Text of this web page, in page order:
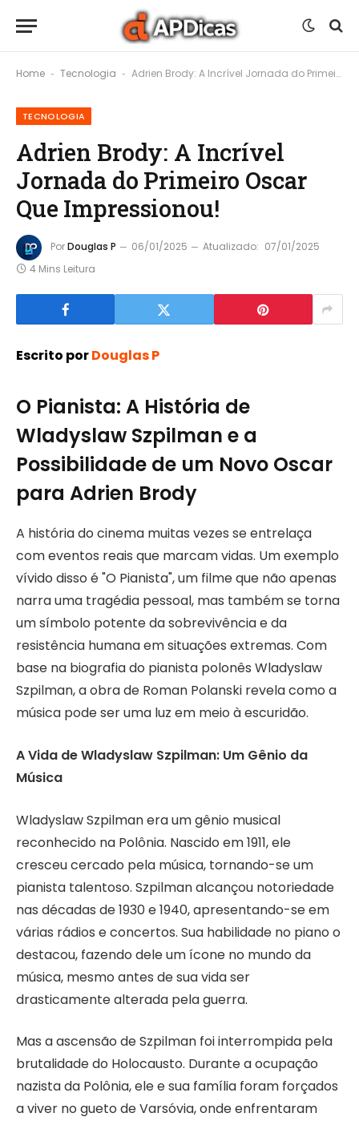
Home - Tecnologia - Adrien Brody: A Incrível Jornada do Primeiro Oscar Que Impressionou!
TECNOLOGIA
Adrien Brody: A Incrível
Jornada do Primeiro Oscar
Que Impressionou!
PorDouglas P 06/01/2025 Atualizado: 07/01/2025
4 Mins Leitura
Escrito porDouglas P
O Pianista: A História de
Wladyslaw Szpilman e a
Possibilidade de um Novo Oscar
para Adrien Brody
A história do cinema muitas vezes se entrelaça
com eventos reais que marcam vidas. Um exemplo
vívido disso é "O Pianista", um filme que não apenas
narra uma tragédia pessoal, mas também se torna
um símbolo potente da sobrevivência e da
resistência humana em situações extremas. Com
base na biografia do pianista polonês Wladyslaw
Szpilman, a obra de Roman Polanski revela como a
música pode ser uma luz em meio à escuridão.
A Vida de Wladyslaw Szpilman: Um Gênio da
Música
Wladyslaw Szpilman era um gênio musical
reconhecido na Polônia. Nascido em 1911, ele
cresceu cercado pela música, tornando-se um
pianista talentoso. Szpilman alcançou notoriedade
nas décadas de 1930 e 1940, apresentando-se em
várias rádios e concertos. Sua habilidade no piano o
destacou, fazendo dele um ícone no mundo da
música, mesmo antes de sua vida ser
drasticamente alterada pela guerra.
Mas a ascensão de Szpilman foi interrompida pela
brutalidade do Holocausto. Durante a ocupação
nazista da Polônia, ele e sua família foram forçados
a viver no gueto de Varsóvia, onde enfrentaram